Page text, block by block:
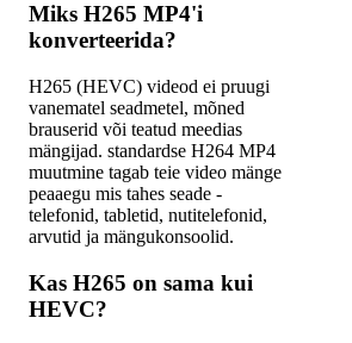
Miks H265 MP4'i
konverteerida?
H265 (HEVC) videod ei pruugi
vanematel seadmetel, mõned
brauserid või teatud meedias
mängijad. standardse H264 MP4
muutmine tagab teie video mänge
peaaegu mis tahes seade -
telefonid, tabletid, nutitelefonid,
arvutid ja mängukonsoolid.
Kas H265 on sama kui
HEVC?